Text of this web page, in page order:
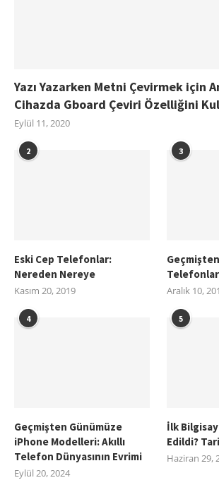
Yazı Yazarken Metni Çevirmek için
Cihazda Gboard Çeviri Özelliğini
Eylül 11, 2020
2
Eski Cep Telefonlar:
Nereden Nereye
Kasım 20, 2019
3
Aralık 10,
4
Geçmişten Günümüze
iPhone Modelleri: Akıllı
Telefon Dünyasının Evrimi
Eylül 20, 2024
5
İlk
Edildi?
Haziran 29,